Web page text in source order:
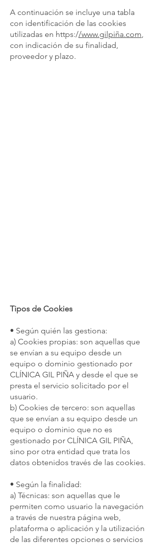
A continuación se incluye una tabla
con identificación de las cookies
utilizadas en https://www.gilpiña.com,
con indicación de su finalidad,
proveedor y plazo.
Tipos de Cookies
• Según quién las gestiona:
a) Cookies propias: son aquellas que
se envían a su equipo desde un
equipo o dominio gestionado por
CLÍNICA GIL PIÑA y desde el que se
presta el servicio solicitado por el
usuario.
b) Cookies de tercero: son aquellas
que se envían a su equipo desde un
equipo o dominio que no es
gestionado por CLÍNICA GIL PIÑA,
sino por otra entidad que trata los
datos obtenidos través de las cookies.
• Según la finalidad:
a) Técnicas: son aquellas que le
permiten como usuario la navegación
a través de nuestra página web,
plataforma o aplicación y la utilización
de las diferentes opciones o servicios